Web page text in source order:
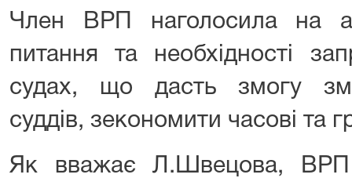
Член ВРП наголосила на
питання та необхідності
судах, що дасть змогу
суддів, зекономити часові та
Як вважає Л.Швецова,